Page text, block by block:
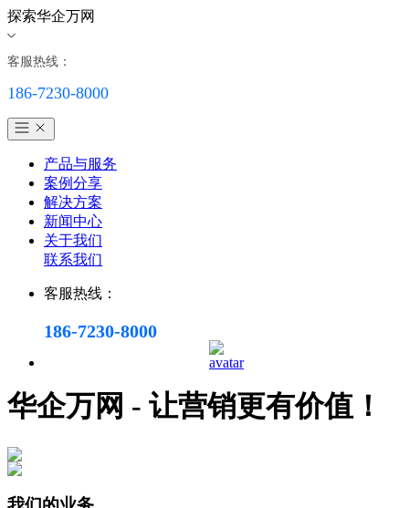
探索华企万网
客服热线：
186-7230-8000
产品与服务
案例分享
解决方案
新闻中心
关于我们
联系我们
客服热线：
186-7230-8000
华企万网 - 让营销更有价值！